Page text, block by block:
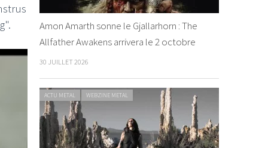
Amon Amarth sonne le Gjallarhorn : The
Allfather Awakens arrivera le 2 octobre
30 JUILLET 2026
ACTU METAL WEBZINE METAL